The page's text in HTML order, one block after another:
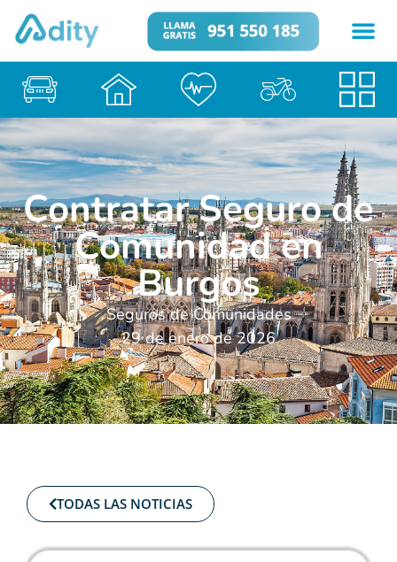
Contratar Seguro de
Comunidad en
Burgos
Seguros de Comunidades
29 de enero de 2026
TODAS LAS NOTICIAS